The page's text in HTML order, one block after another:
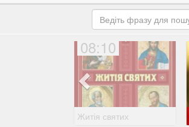
08:10
Житія святих